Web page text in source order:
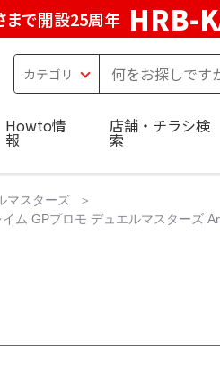
まで開設25周年 HRB-
Howto情
報
店舗・チラシ検
索
マスターズ
ム GPプロモ デュエルマスターズ